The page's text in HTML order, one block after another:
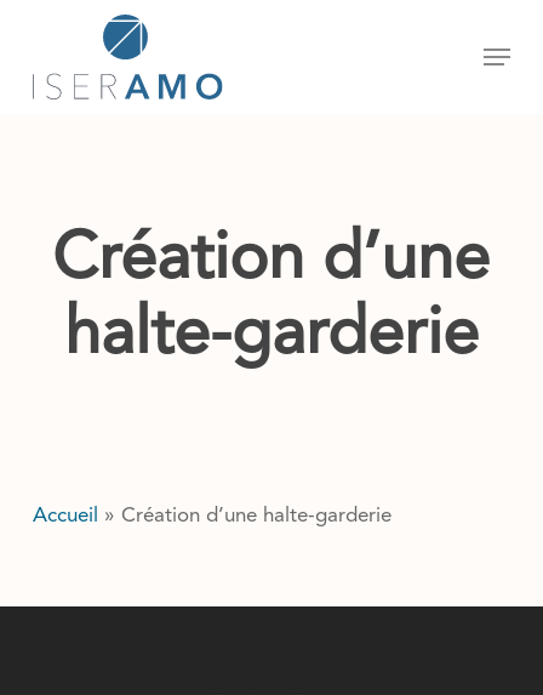
Menu
Création d’une
halte-garderie
Accueil » Création d’une halte-garderie